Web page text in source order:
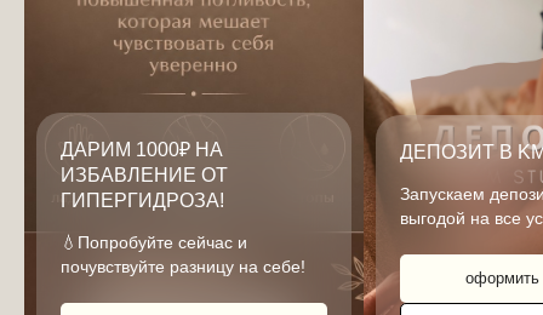
ДАРИМ 1000₽ НА
ИЗБАВЛЕНИЕ ОТ
ГИПЕРГИДРОЗА!
💧Попробуйте сейчас и
почувствуйте разницу на себе!
ДЕПОЗИТ В
Запускаем
выгодой на все
оформить